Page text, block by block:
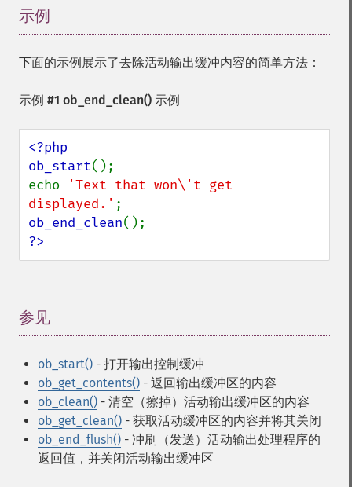
示例
下面的示例展示了去除活动输出缓冲内容的简单方法：
示例 #1 ob_end_clean() 示例
<?php
ob_start();
echo
'Text that won\'t get
displayed.'
ob_end_clean
?>
参见
ob_start() - 打开输出控制缓冲
ob_get_contents() - 返回输出缓冲区的内容
ob_clean() - 清空（擦掉）活动输出缓冲区的内容
ob_get_clean() - 获取活动缓冲区的内容并将其关闭
ob_end_flush() - 冲刷（发送）活动输出处理程序的
返回值，并关闭活动输出缓冲区